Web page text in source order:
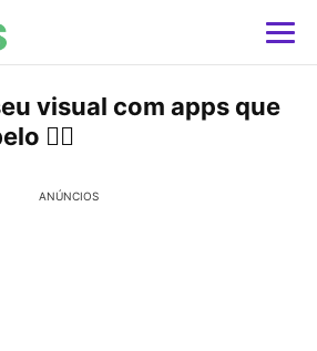
visual com apps que
💇‍♀️
ANÚNCIOS